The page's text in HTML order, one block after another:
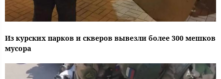
Из курских парков и скверов вывезли более 300 мешков
мусора